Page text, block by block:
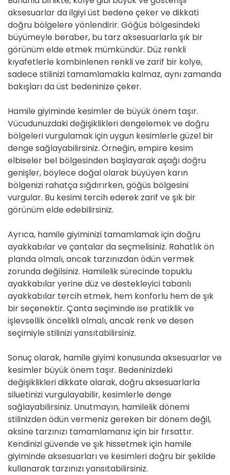
aksesuarlar da ilgiyi üst bedene çeker ve dikkati
doğru bölgelere yönlendirir. Göğüs bölgesindeki
büyümeyle beraber, bu tarz aksesuarlarla şık bir
görünüm elde etmek mümkündür. Düz renkli
kıyafetlerle kombinlenen renkli ve zarif bir kolye,
sadece stilinizi tamamlamakla kalmaz, aynı zamanda
bakışları da üst bedeninize çeker.
Hamile giyiminde kesimler de büyük önem taşır.
Vücudunuzdaki değişiklikleri dengelemek ve doğru
bölgeleri vurgulamak için uygun kesimlerle güzel bir
denge sağlayabilirsiniz. Örneğin, empire kesim
elbiseler bel bölgesinden başlayarak aşağı doğru
genişler, böylece doğal olarak büyüyen karın
bölgenizi rahatça sığdırırken, göğüs bölgesini
vurgular. Bu kesimi tercih ederek zarif ve şık bir
görünüm elde edebilirsiniz.
Ayrıca, hamile giyiminizi tamamlamak için doğru
ayakkabılar ve çantalar da seçmelisiniz. Rahatlık ön
planda olmalı, ancak tarzınızdan ödün vermek
zorunda değilsiniz. Hamilelik sürecinde topuklu
ayakkabılar yerine düz ve destekleyici tabanlı
ayakkabılar tercih etmek, hem konforlu hem de şık
bir seçenektir. Çanta seçiminde ise pratiklik ve
işlevsellik öncelikli olmalı, ancak renk ve desen
seçimiyle stilinizi yansıtabilirsiniz.
Sonuç olarak, hamile giyimi konusunda aksesuarlar ve
kesimler büyük önem taşır. Bedeninizdeki
değişiklikleri dikkate alarak, doğru aksesuarlarla
siluetinizi vurgulayabilir, kesimlerle denge
sağlayabilirsiniz. Unutmayın, hamilelik dönemi
stilinizden ödün vermeniz gereken bir dönem değil,
aksine tarzınızı tamamlamanız için bir fırsattır.
Kendinizi güvende ve şık hissetmek için hamile
giyiminde aksesuarları ve kesimleri doğru bir şekilde
kullanarak tarzınızı yansıtabilirsiniz.